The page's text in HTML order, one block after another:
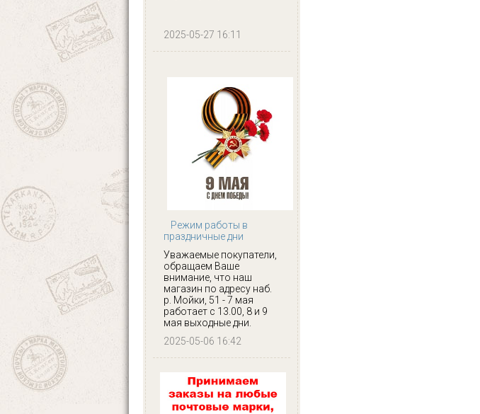
2025-05-27 16:11
Режим работы в
праздничные дни
Уважаемые покупатели,
обращаем Ваше
внимание, что наш
магазин по адресу наб.
р. Мойки, 51 - 7 мая
работает с 13.00, 8 и 9
мая выходные дни.
2025-05-06 16:42